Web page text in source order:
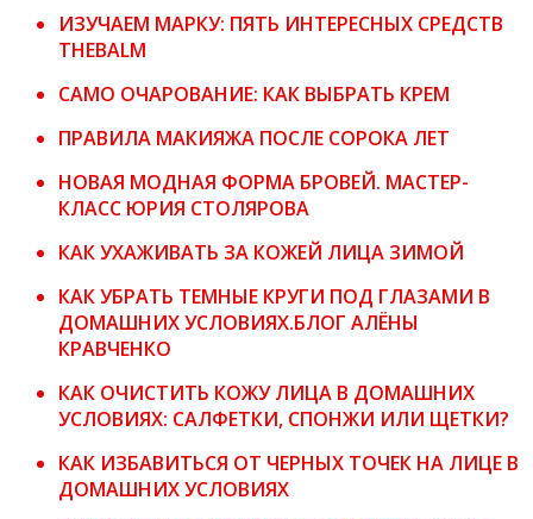
ИЗУЧАЕМ МАРКУ: ПЯТЬ ИНТЕРЕСНЫХ СРЕДСТВ
THEBALM
САМО ОЧАРОВАНИЕ: КАК ВЫБРАТЬ КРЕМ
ПРАВИЛА МАКИЯЖА ПОСЛЕ СОРОКА ЛЕТ
НОВАЯ МОДНАЯ ФОРМА БРОВЕЙ. МАСТЕР-
КЛАСС ЮРИЯ СТОЛЯРОВА
КАК УХАЖИВАТЬ ЗА КОЖЕЙ ЛИЦА ЗИМОЙ
КАК УБРАТЬ ТЕМНЫЕ КРУГИ ПОД ГЛАЗАМИ В
ДОМАШНИХ УСЛОВИЯХ.БЛОГ АЛЁНЫ
КРАВЧЕНКО
КАК ОЧИСТИТЬ КОЖУ ЛИЦА В ДОМАШНИХ
УСЛОВИЯХ: САЛФЕТКИ, СПОНЖИ ИЛИ ЩЕТКИ?
КАК ИЗБАВИТЬСЯ ОТ ЧЕРНЫХ ТОЧЕК НА ЛИЦЕ В
ДОМАШНИХ УСЛОВИЯХ